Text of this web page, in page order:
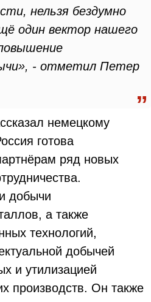
нельзя бездумно
один вектор нашего
- отметил Петер
немецкому
готова
ряд новых
добычи
а также
технологий,
добычей
и утилизацией
производств. Он также